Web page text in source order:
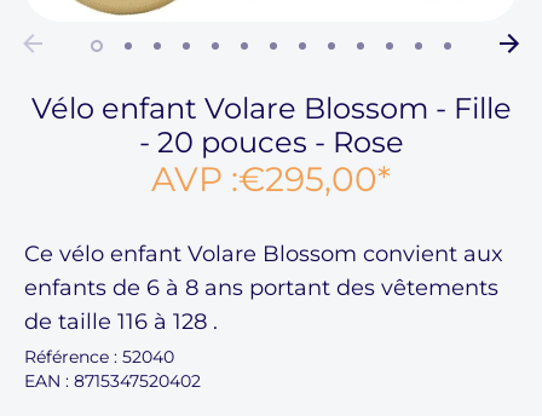
Vélo enfant Volare Blossom - Fille
- 20 pouces - Rose
AVP :€295,00*
Ce vélo enfant Volare Blossom convient aux
enfants de 6 à 8 ans portant des vêtements
de taille 116 à 128 .
Référence : 52040
EAN : 8715347520402